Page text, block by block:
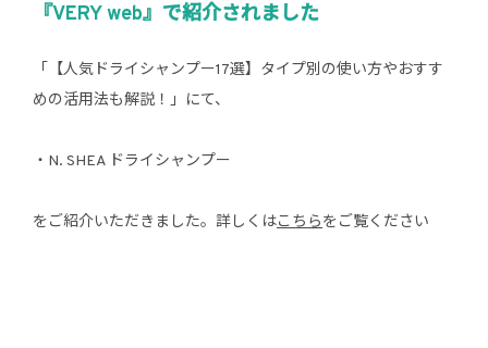
『VERY web』で紹介されました
「【人気ドライシャンプー17選】タイプ別の使い方やおすす
めの活用法も解説！」にて、
・N. SHEA ドライシャンプー
をご紹介いただきました。詳しくはこちらをご覧ください